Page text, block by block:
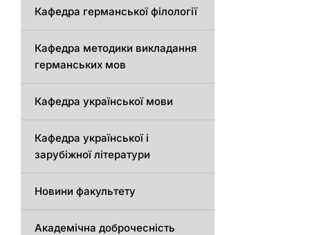
Кафедрa германської філології
Кафедрa методики викладання
германських мов
Кафедра української мови
Кафедра української і
зарубіжної літератури
Новини факультету
Академічна доброчесність